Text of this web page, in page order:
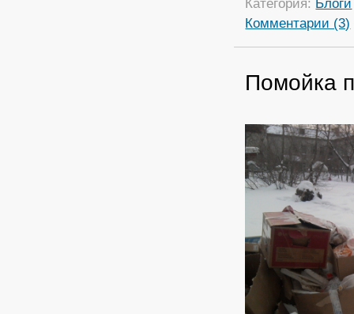
Категория: Блоги
Комментарии (3)
Помойка